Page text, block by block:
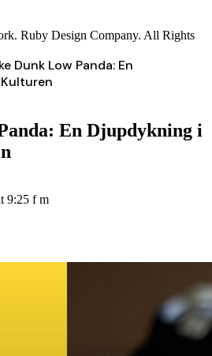
Ruby Design Company. All Rights
Dunk Low Panda: En
En Djupdykning i
9:25 f m